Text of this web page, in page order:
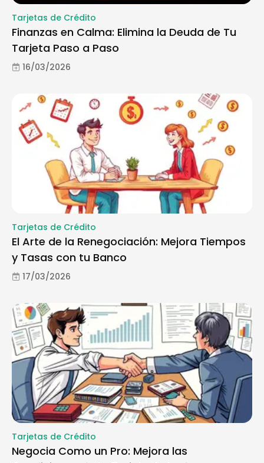
Tarjetas de Crédito
Finanzas en Calma: Elimina la Deuda de Tu
Tarjeta Paso a Paso
16/03/2026
Tarjetas de Crédito
El Arte de la Renegociación: Mejora Tiempos
y Tasas con tu Banco
17/03/2026
Tarjetas de Crédito
Negocia Como un Pro: Mejora las